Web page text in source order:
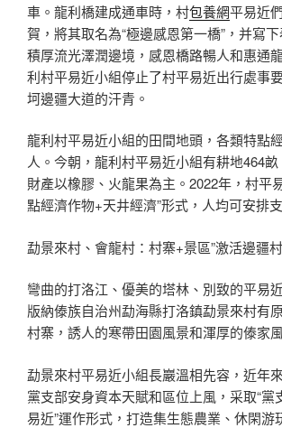
車。龍利橋建成通車時，村包養網平易近
賀，將其取名為“極邊感恩第一橋”，并寫
積厚流光澤潤邊境，感恩橋路暢人和惠通
利村平易近小組停止了村平易近出行處事
坷邊疆大道的汗青。
龍利村平易近小組的田間地頭，各類特點
人。今朝，龍利村平易近小組有耕地464畝
財產以橡膠、火龍果為主。2022年，村平
點經濟作物+天井經濟”形式，人均可安排
勐景來村、會龍村：村寨+景區”激活邊疆
彎曲的打洛江、優美的塔林、別致的平
版納傣族自治州勐海縣打洛鎮勐景來村有
村寨，誘人的寒帶田園風景和渾厚的傣家
勐景來村平易近小組長巖溫相先容，近年
黨支部安身資本天賦和區位上風，采取“黨
易近”運作形式，打造集生態農業、休閑游